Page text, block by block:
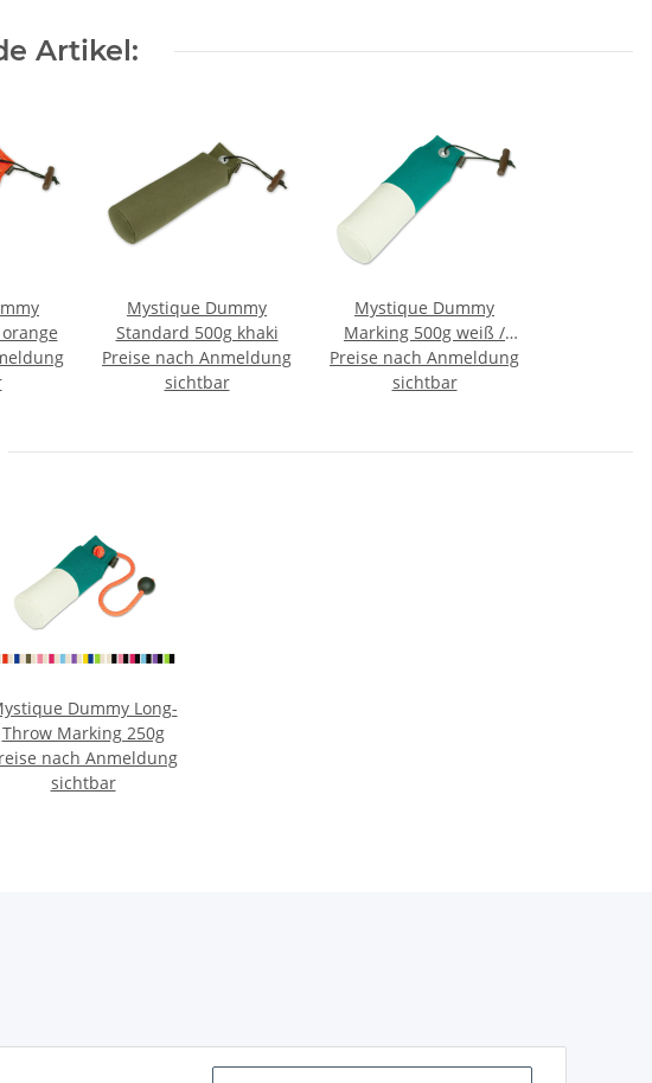
Artikel:
Mystique Dummy
Standard 500g khaki
Preise nach Anmeldung
sichtbar
Mystique Dummy
Marking 500g weiß /
grün
Preise nach Anmeldung
sichtbar
Dummy Long-
Throw Marking 250g
nach Anmeldung
sichtbar